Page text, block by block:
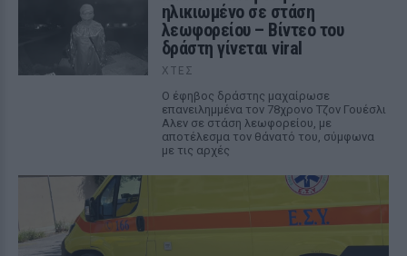
ηλικιωμένο σε στάση
λεωφορείου – Βίντεο του
δράστη γίνεται viral
ΧΤΕΣ
Ο έφηβος δράστης μαχαίρωσε
επανειλημμένα τον 78χρονο Τζον Γουέσλι
Αλεν σε στάση λεωφορείου, με
αποτέλεσμα τον θάνατό του, σύμφωνα
με τις αρχές